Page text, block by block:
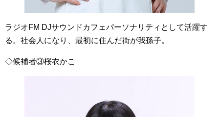
ラジオFM DJサウンドカフェパーソナリティとして活躍す
る。社会人になり、最初に住んだ街が我孫子。
◇候補者③桜衣かこ